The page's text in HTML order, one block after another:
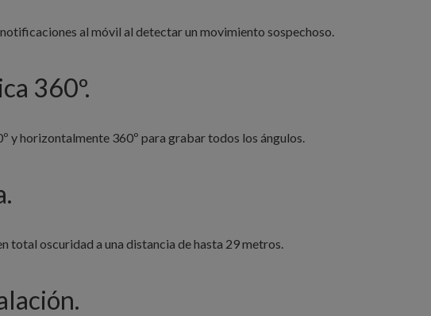
al móvil al detectar un movimiento sospechoso.
360º.
y horizontalmente 360º para grabar todos los ángulos.
total oscuridad a una distancia de hasta 29 metros.